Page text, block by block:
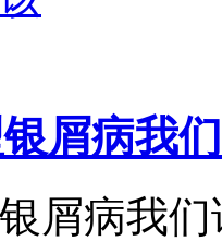
屑病我们
屑病我